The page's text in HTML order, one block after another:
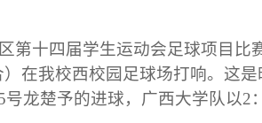
第十四届学生运动会足球项目比
在我校西校园足球场打响。这
龙楚予的进球， 广西大学队以2：